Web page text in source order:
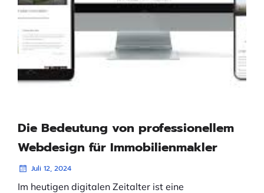
Die Bedeutung von professionellem
Webdesign für Immobilienmakler
Juli 12, 2024
Im heutigen digitalen Zeitalter ist eine